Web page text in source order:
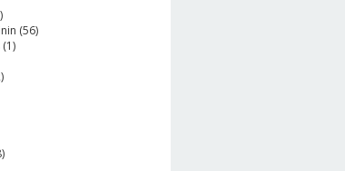
(56)
(1)